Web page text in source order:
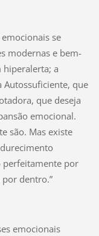
se
modernas e bem-
hiperalerta; a
Autossuficiente, que
que deseja
emocional.
são. Mas existe
perfeitamente por
dentro.”
emocionais